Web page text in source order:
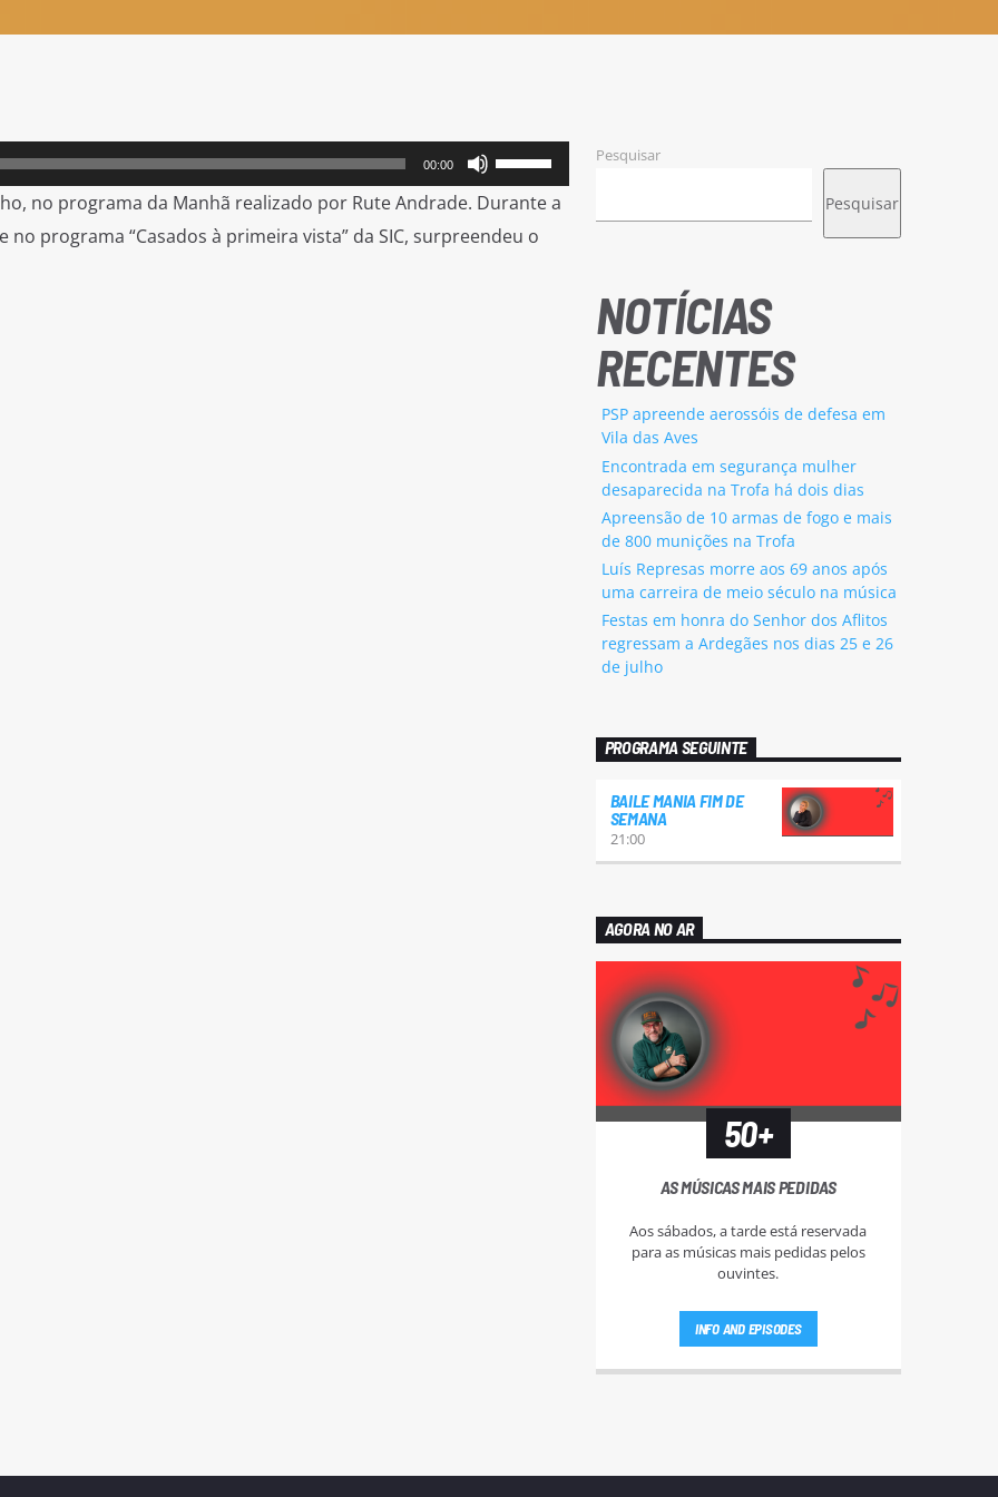
00:00
Use
as
no programa da Manhã realizado por Rute Andrade. Durante a
programa “Casados à primeira vista” da SIC, surpreendeu o
Pesquisar
Pesquisar
NOTÍCIAS
RECENTES
PSP apreende aerossóis de defesa em
Vila das Aves
Encontrada em segurança mulher
desaparecida na Trofa há dois dias
Apreensão de 10 armas de fogo e mais
de 800 munições na Trofa
Luís Represas morre aos 69 anos após
uma carreira de meio século na música
Festas em honra do Senhor dos Aflitos
regressam a Ardegães nos dias 25 e 26
de julho
PROGRAMA SEGUINTE
BAILE MANIA FIM DE
SEMANA
21:00
AGORA NO AR
50+
AS MÚSICAS MAIS PEDIDAS
Aos sábados, a tarde está reservada
para as músicas mais pedidas pelos
ouvintes.
INFO AND EPISODES